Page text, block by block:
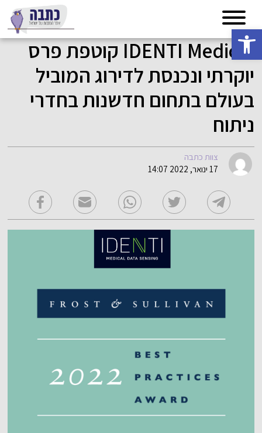
פתח סרגל נגישות
IDENTI Medical קוטפת פרס
יוקרתי ונכנסת לדירוג המוביל
בעולם בתחום חדשנות בחדרי
ניתוח
צוות כתבה
17 ינואר, 2022 14:07